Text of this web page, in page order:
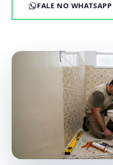
FALE NO WHATSAPP